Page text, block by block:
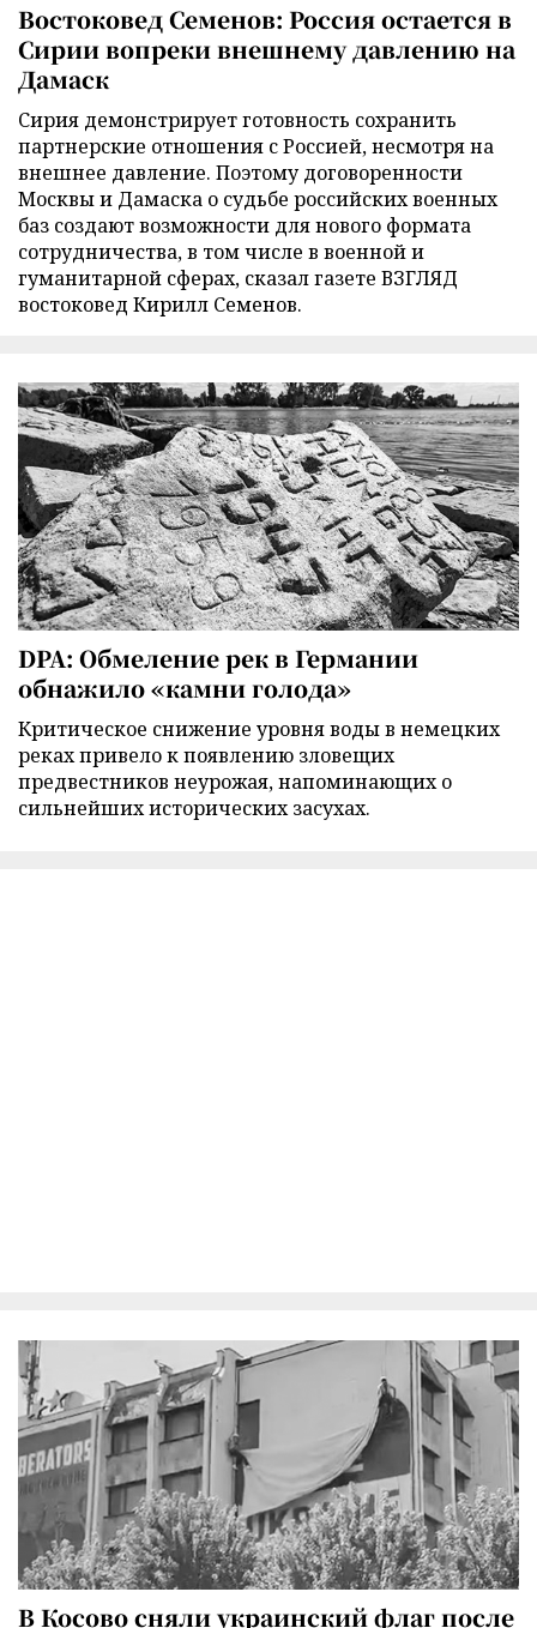
Востоковед Семенов: Россия остается в
Сирии вопреки внешнему давлению на
Дамаск
Сирия демонстрирует готовность сохранить
партнерские отношения с Россией, несмотря на
внешнее давление. Поэтому договоренности
Москвы и Дамаска о судьбе российских военных
баз создают возможности для нового формата
сотрудничества, в том числе в военной и
гуманитарной сферах, сказал газете ВЗГЛЯД
востоковед Кирилл Семенов.
DPA: Обмеление рек в Германии
обнажило «камни голода»
Критическое снижение уровня воды в немецких
реках привело к появлению зловещих
предвестников неурожая, напоминающих о
сильнейших исторических засухах.
В Косово сняли украинский флаг после